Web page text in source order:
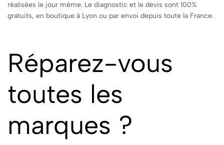
réalisées le jour même. Le diagnostic et le devis sont 100%
gratuits, en boutique à Lyon ou par envoi depuis toute la France.
Réparez-vous
toutes les
marques ?